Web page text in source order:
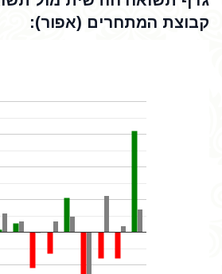
קבוצת המתחרים (אפור):